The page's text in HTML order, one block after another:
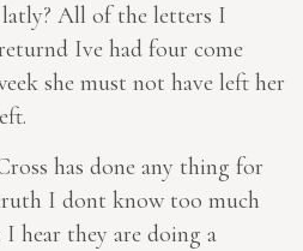
latly? All of the letters I
Ive had four come
she must not have left her
has done any thing for
I dont know too much
hear they are doing a